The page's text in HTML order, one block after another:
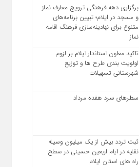
برگزاری دهه فرهنگی ترویج معارف نماز
و مسجد در ایلام؛ تبیین برنامه‌های
متنوع برای نهادینه‌سازی فرهنگ اقامه
نماز
تاکید معاون استاندار ایلام بر لزوم
اولویت‌ بندی طرح‌ ها و توزیع
شهرستانی تسهیلات
سطرهای سرد هفده مرداد
ثبت تردد بیش از یک میلیون وسیله
نقلیه در ایام اربعین حسینی در سطح
راه‌ های استان ایلام